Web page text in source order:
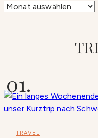
Archiv
TRAVEL